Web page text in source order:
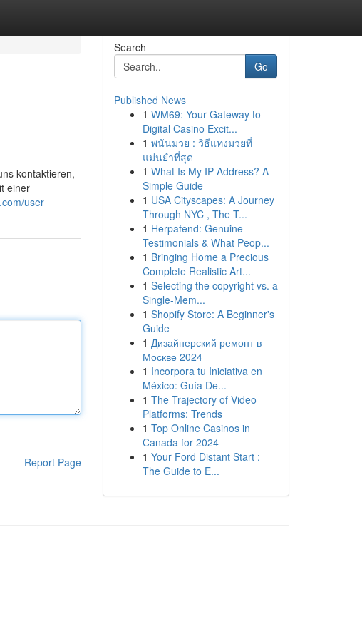
kontaktieren,
einer
user
Report Page
Search
Go
Published News
1 WM69: Your Gateway to
Digital Casino Excit...
1 พนันมวย : วิธีแทงมวยที่
แม่นยำที่สุด
1 What Is My IP Address? A
Simple Guide
1 USA Cityscapes: A Journey
Through NYC , The T...
1 Herpafend: Genuine
Testimonials & What Peop...
1 Bringing Home a Precious
Complete Realistic Art...
1 Selecting the copyright vs. a
Single-Mem...
1 Shopify Store: A Beginner's
Guide
1 Дизайнерский ремонт в
Москве 2024
1 Incorpora tu Iniciativa en
México: Guía De...
1 The Trajectory of Video
Platforms: Trends
1 Top Online Casinos in
Canada for 2024
1 Your Ford Distant Start :
The Guide to E...